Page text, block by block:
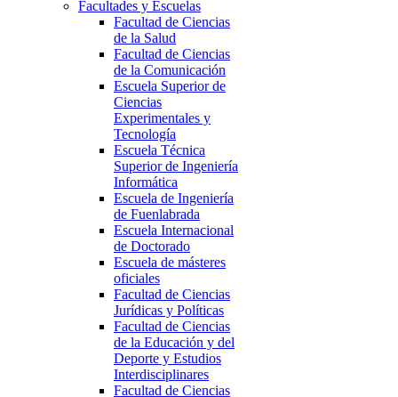
Facultades y Escuelas
Facultad de Ciencias
de la Salud
Facultad de Ciencias
de la Comunicación
Escuela Superior de
Ciencias
Experimentales y
Tecnología
Escuela Técnica
Superior de Ingeniería
Informática
Escuela de Ingeniería
de Fuenlabrada
Escuela Internacional
de Doctorado
Escuela de másteres
oficiales
Facultad de Ciencias
Jurídicas y Políticas
Facultad de Ciencias
de la Educación y del
Deporte y Estudios
Interdisciplinares
Facultad de Ciencias